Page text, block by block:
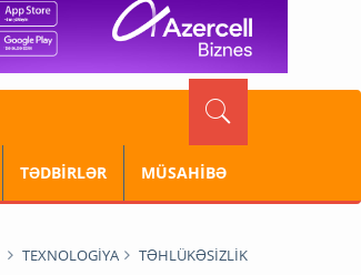
TƏDBİRLƏR MÜSAHİBƏ
TEXNOLOGİYA TƏHLÜKƏSİZLİK